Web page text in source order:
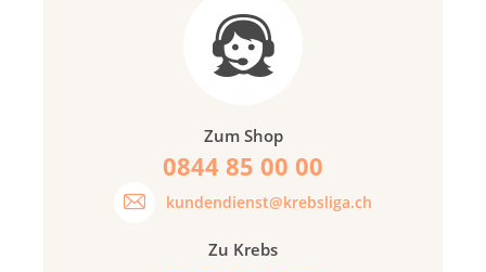
Zum Shop
0844 85 00 00
kundendienst@krebsliga.ch
Zu Krebs